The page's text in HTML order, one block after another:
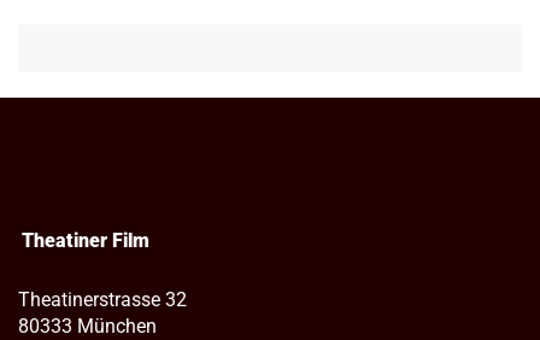
Theatiner Film
Theatinerstrasse 32
80333 München